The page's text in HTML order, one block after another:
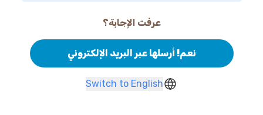
عرفت الإجابة؟
نعم! أرسلها عبر البريد الإلكتروني
Switch to English